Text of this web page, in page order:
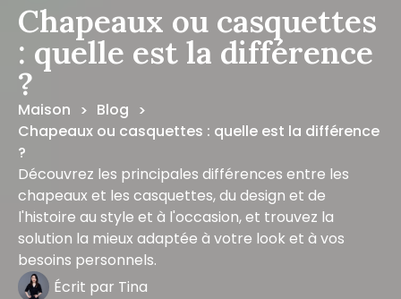
Chapeaux ou casquettes
: quelle est la différence
?
Maison > Blog >
Chapeaux ou casquettes : quelle est la différence
?
Découvrez les principales différences entre les
chapeaux et les casquettes, du design et de
l'histoire au style et à l'occasion, et trouvez la
solution la mieux adaptée à votre look et à vos
besoins personnels.
Écrit par Tina